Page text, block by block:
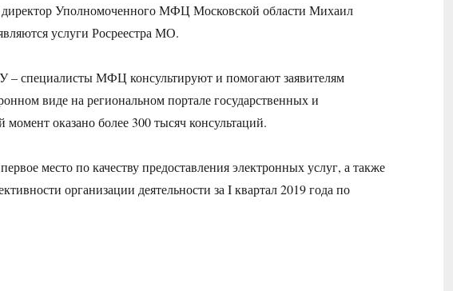
Уполномоченного МФЦ Московской области Михаил
услуги Росреестра МО.
– специалисты МФЦ консультируют и помогают заявителям
виде на региональном портале государственных и
оказано более 300 тысяч консультаций.
место по качеству предоставления электронных услуг, а также
организации деятельности за I квартал 2019 года по